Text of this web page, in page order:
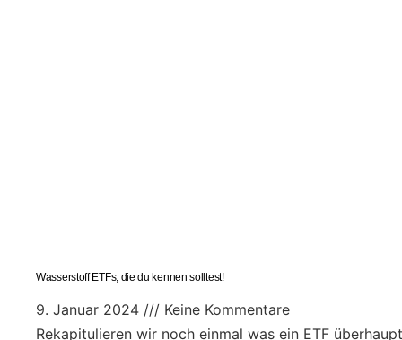
Wasserstoff ETFs, die du kennen solltest!
9. Januar 2024
Keine Kommentare
Rekapitulieren wir noch einmal was ein ETF